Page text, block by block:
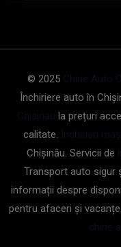
© 2025 Chirie Auto
Închiriere auto în
Chisinau la prețuri
calitate. Închirieri
Chișinău. Servicii de
Transport auto sigur
informații despre
pentru afaceri și
chirie